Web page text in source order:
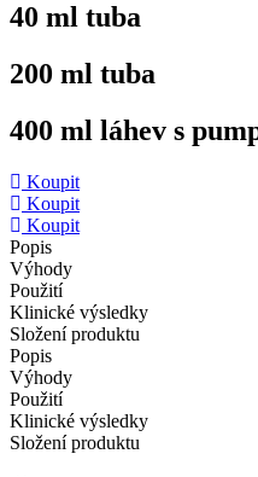
40 ml tuba
200 ml tuba
400 ml láhev s
Koupit
Koupit
Koupit
Popis
Výhody
Použití
Klinické výsledky
Složení produktu
Popis
Výhody
Použití
Klinické výsledky
Složení produktu